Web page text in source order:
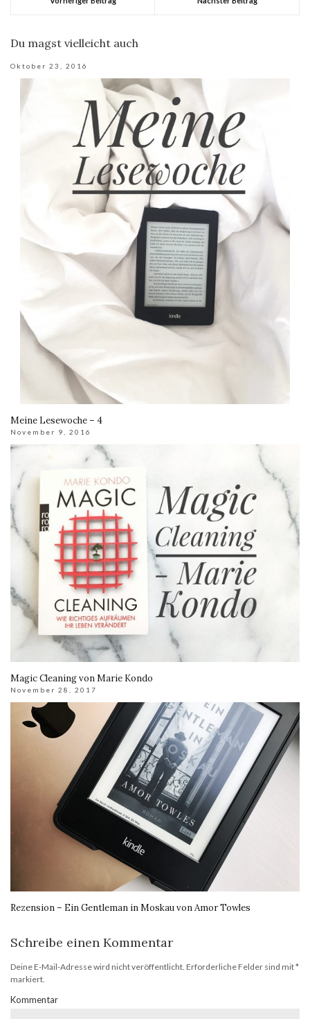
Du magst vielleicht auch
Oktober 23, 2016
Meine Lesewoche – 4
November 9, 2016
Magic Cleaning von Marie Kondo
November 28, 2017
Rezension – Ein Gentleman in Moskau von Amor Towles
Schreibe einen Kommentar
Deine E-Mail-Adresse wird nicht veröffentlicht. Erforderliche Felder sind mit*
markiert.
Kommentar